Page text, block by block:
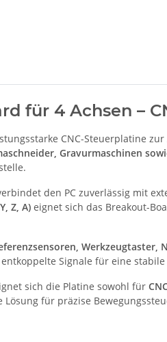
für 4 Achsen –
CNC-Steuerplatine
Gravurmaschinen
den PC zuverlässig mit
Z, A) eignet sich das Breakout-
Werkzeugtaster,
Signale für eine
sich die Platine sowohl für
für präzise